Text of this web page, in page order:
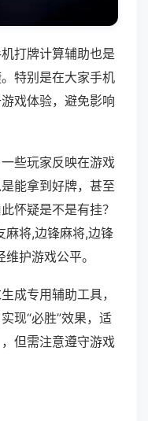
打牌计算辅助也是
特别是在大家手机
戏体验，避免影响
些玩家反映在游戏
能拿到好牌，甚至
怀疑是不是有挂？
麻将,边锋麻将,边锋
护游戏公平。
成专用辅助工具，
现“必胜”效果，适
但需注意遵守游戏